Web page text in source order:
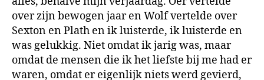
over zijn bewogen jaar en Wolf vertelde over
Sexton en Plath en ik luisterde, ik luisterde en
was gelukkig. Niet omdat ik jarig was, maar
omdat de mensen die ik het liefste bij me had er
waren, omdat er eigenlijk niets werd gevierd,